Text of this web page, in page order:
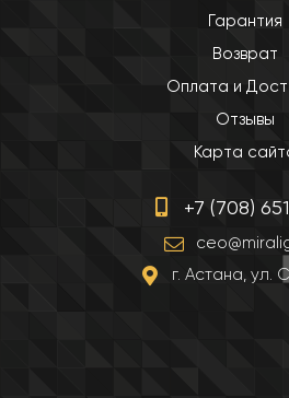
Гарантия
Возврат
Оплата и
Отзывы
Карта
+7 (708)
г. Астана, ул.